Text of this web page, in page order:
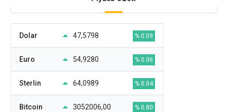
Dolar 47,5798 % 0.09
Euro 54,9280 % 0.06
Sterlin 64,0989 % 0.04
Bitcoin 3052006,00 % 0.80